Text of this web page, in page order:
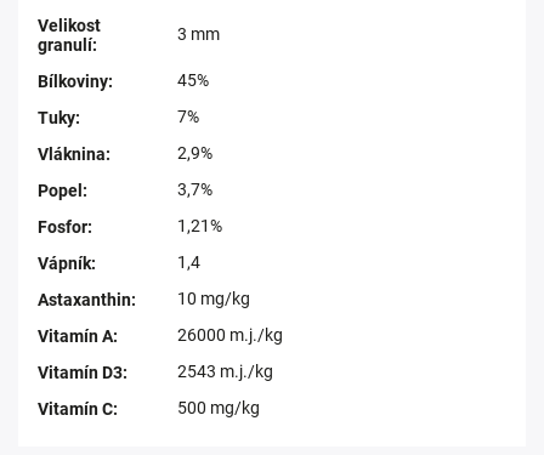
Velikost
granulí:
3 mm
Bílkoviny:
45%
Tuky:
7%
Vláknina:
2,9%
Popel :
3,7%
Fosfor:
1,21%
Vápník:
1,4
Astaxanthin:
10 mg/kg
Vitamín A:
26000 m.j./kg
Vitamín D3:
2543 m.j./kg
Vitamín C: 500 mg/kg